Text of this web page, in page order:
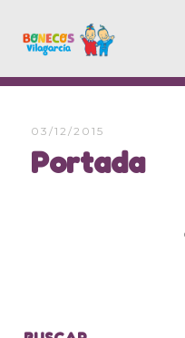
03/12/2015
Portada